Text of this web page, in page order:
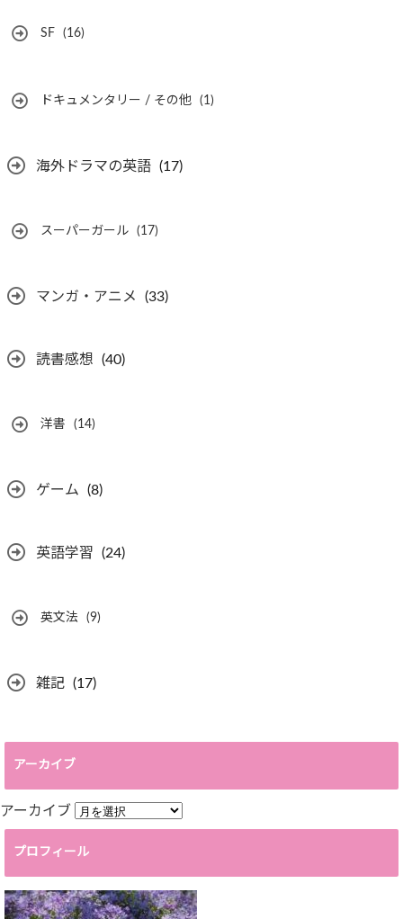
SF (16)
ドキュメンタリー / その他 (1)
海外ドラマの英語 (17)
スーパーガール (17)
マンガ・アニメ (33)
読書感想 (40)
洋書 (14)
ゲーム (8)
英語学習 (24)
英文法 (9)
雑記 (17)
アーカイブ
アーカイブ
プロフィール